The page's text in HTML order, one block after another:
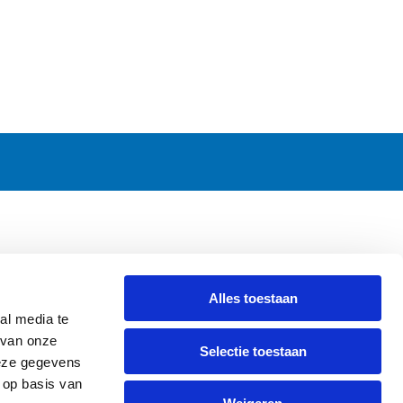
media te
onze
gegevens
basis van
Alles toestaan
Selectie toestaan
Griendweg 53-55
3295 KV 's-Gravendeel
The Netherlands
Tel.+31 78 673 47 61